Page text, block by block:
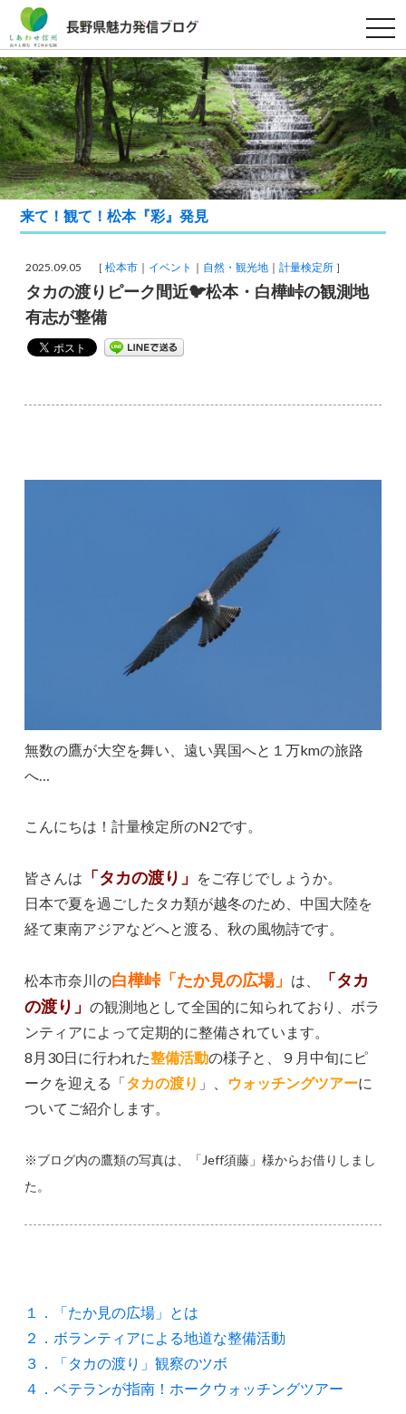
t
o
g
g
l
e
n
a
v
i
g
a
t
i
n
来て！観て！松本『彩』発見
2025.09.05 ［松本市 イベント 自然・観光地 計量検定所 ］
タカの渡りピーク間近🐦松本・白樺峠の観測地
有志が整備
無数の鷹が大空を舞い、遠い異国へと１万kmの旅路
へ…
こんにちは！計量検定所のN2です。
皆さんは 「タカの渡り」
をご存じでしょうか。
日本で夏を過ごしたタカ類が越冬のため、中国大陸を
経て東南アジアなどへと渡る、秋の風物詩です。
松本市奈川の白樺峠「たか見の広場」 は、
「タカ
の渡り」の観測地として全国的に知られており、ボラ
ンティアによって定期的に整備されています。
8月30日に行われた整備活動の様子と、９月中旬にピ
ークを迎える「タカの渡り 」、 ウォッチングツアーに
ついてご紹介します。
※ブログ内の鷹類の写真は、「Jeff須藤」様からお借りしまし
た。
１．「たか見の広場」とは
２．ボランティアによる地道な整備活動
３．「タカの渡り」観察のツボ
４．ベテランが指南！ホークウォッチングツアー